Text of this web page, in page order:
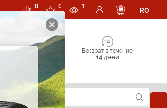
0 0 1
RO
Возврат в течение
14 дней